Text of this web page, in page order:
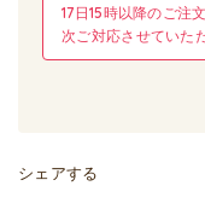
17日15時以降のご注
次ご対応させていた
シェアする